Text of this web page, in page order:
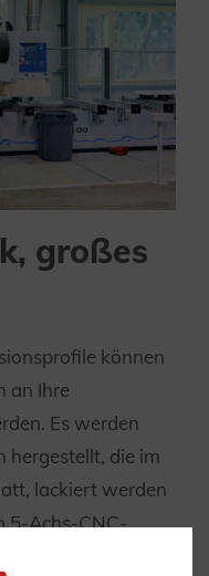
großes
können
an Ihre
Es werden
hergestellt, die im
lackiert werden
5-Achs-CNC-